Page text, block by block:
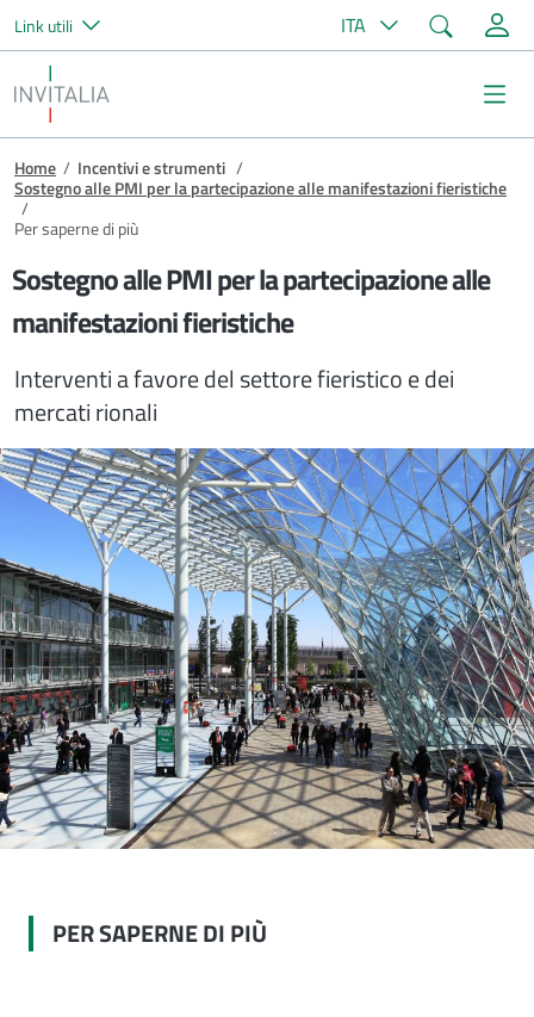
Salta al contenuto principale
Link utili ITA Cerca
Invitalia
Briciole di pane
Home / Incentivi e strumenti /
Sostegno alle PMI per la partecipazione alle manifestazioni fieristiche
/
Per saperne di più
Sostegno alle PMI per la partecipazione alle
manifestazioni fieristiche
Interventi a favore del settore fieristico e dei
mercati rionali
PER SAPERNE DI PIÙ